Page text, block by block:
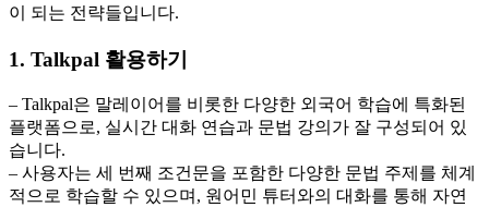
이 되는 전략들입니다.
1. Talkpal 활용하기
– Talkpal은 말레이어를 비롯한 다양한 외국어 학습에 특화된
플랫폼으로, 실시간 대화 연습과 문법 강의가 잘 구성되어 있
습니다.
– 사용자는 세 번째 조건문을 포함한 다양한 문법 주제를 체계
적으로 학습할 수 있으며, 원어민 튜터와의 대화를 통해 자연